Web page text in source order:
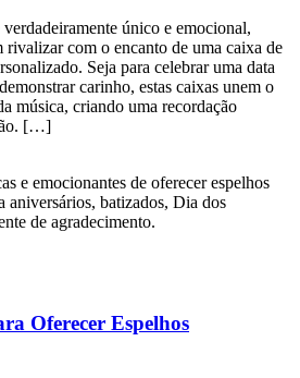
único e emocional,
rivalizar com o encanto de uma caixa de
Seja para celebrar uma data
carinho, estas caixas unem o
música, criando uma recordação
[…]
Oferecer Espelhos